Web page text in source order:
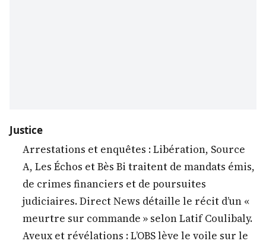
Justice
Arrestations et enquêtes : Libération, Source
A, Les Échos et Bès Bi traitent de mandats émis,
de crimes financiers et de poursuites
judiciaires. Direct News détaille le récit d’un «
meurtre sur commande » selon Latif Coulibaly.
Aveux et révélations : L’OBS lève le voile sur le